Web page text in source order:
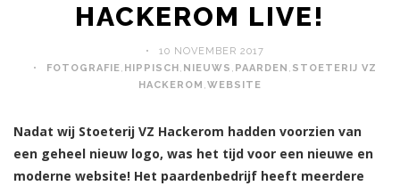
HACKEROM LIVE!
10 NOVEMBER 2017
FOTOGRAFIE, HIPPISCH , NIEUWS , PAARDEN , STOETERIJ VZ
HACKEROM ,WEBSITE
Nadat wij Stoeterij VZ Hackerom hadden voorzien van
een geheel nieuw logo, was het tijd voor een nieuwe en
moderne website! Het paardenbedrijf heeft meerdere